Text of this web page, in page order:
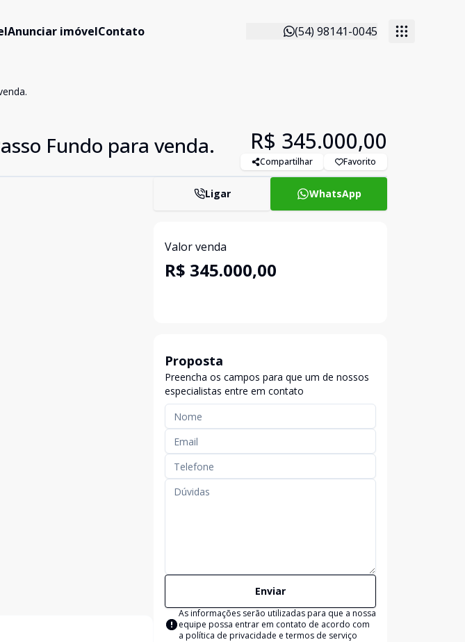
Anunciar imóvelContato (54) 98141-0045
Fundo para venda. R$ 345.000,00
Compartilhar Favorito
Ligar WhatsApp
Valor venda
R$ 345.000,00
Proposta
Preencha os campos para que um de nossos
especialistas entre em contato
Enviar
As informações serão utilizadas para que a nossa
equipe possa entrar em contato de acordo com
a política de privacidade e termos de serviço